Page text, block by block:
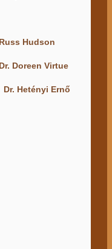
Hudson
Dr. Doreen Virtue
Dr. Hetényi Ernő